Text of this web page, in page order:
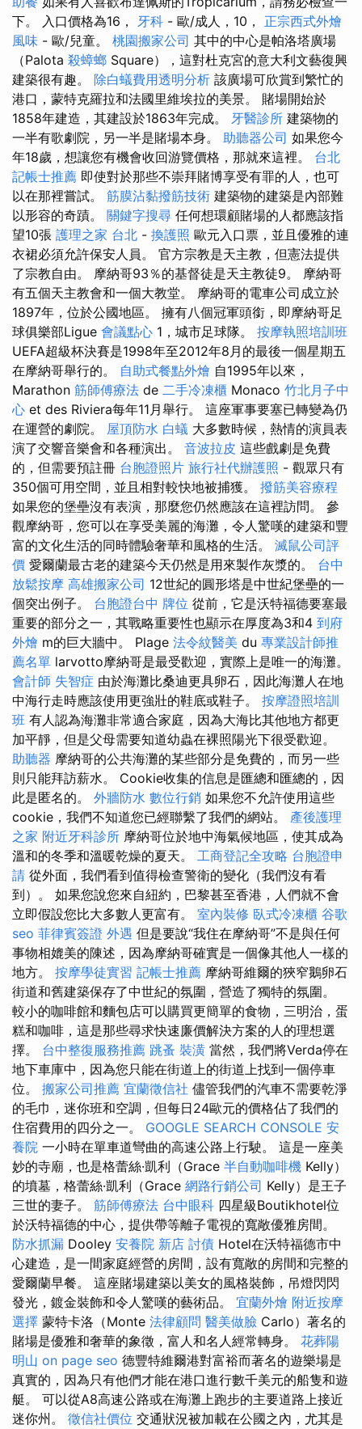
下。 入口價格為16， 牙科 - 歐/成人，10， 正宗西式外燴
風味 - 歐/兒童。 桃園搬家公司 其中的中心是帕洛塔廣場
（Palota 殺蟑螂 Square），這對杜克宮的意大利文藝復興
建築很有趣。 除白蟻費用透明分析 該廣場可欣賞到繁忙的
港口，蒙特克羅拉和法國里維埃拉的美景。 賭場開始於
1858年建造，其建設於1863年完成。 牙醫診所 建築物的
一半有歌劇院，另一半是賭場本身。 助聽器公司 如果您今
年18歲，想讓您有機會收回游覽價格，那就來這裡。 台北
記帳士推薦 即使對於那些不崇拜賭博享受有罪的人，也可
以在那裡嘗試。 筋膜沾黏撥筋技術 建築物的建築是內部難
以形容的奇蹟。 關鍵字搜尋 任何想環顧賭場的人都應該指
望10張 護理之家 台北 - 換護照 歐元入口票，並且優雅的連
衣裙必須允許保安人員。 官方宗教是天主教，但憲法提供
了宗教自由。 摩納哥93％的基督徒是天主教徒9。 摩納哥
有五個天主教會和一個大教堂。 摩納哥的電車公司成立於
1897年，位於公國地區。 擁有八個冠軍頭銜，即摩納哥足
球俱樂部Ligue 會議點心 1，城市足球隊。 按摩執照培訓班
UEFA超級杯決賽是1998年至2012年8月的最後一個星期五
在摩納哥舉行的。 自助式餐點外燴 自1995年以來，
Marathon 筋師傅療法 de 二手冷凍櫃 Monaco 竹北月子中
心 et des Riviera每年11月舉行。 這座軍事要塞已轉變為仍
在運營的劇院。 屋頂防水 白蟻 大多數時候，熱情的演員表
演了交響音樂會和各種演出。 音波拉皮 這些戲劇是免費
的，但需要預註冊 台胞證照片 旅行社代辦護照 - 觀眾只有
350個可用空間，並且相對較快地被捕獲。 撥筋美容療程
如果您的堡壘沒有表演，那麼您仍然應該在這裡訪問。 參
觀摩納哥，您可以在享受美麗的海灘，令人驚嘆的建築和豐
富的文化生活的同時體驗奢華和風格的生活。 滅鼠公司評
價 愛爾蘭最古老的建築今天仍然是用來製作灰漿的。 台中
放鬆按摩 高雄搬家公司 12世紀的圓形塔是中世紀堡壘的一
個突出例子。 台胞證台中 牌位 從前，它是沃特福德要塞最
重要的部分之一，其戰略重要性也顯示在厚度為3和4 到府
外燴 m的巨大牆中。 Plage 法令紋醫美 du 專業設計師推
薦名單 larvotto摩納哥是最受歡迎，實際上是唯一的海灘。
會計師 失智症 由於海灘比桑迪更具卵石，因此海灘人在地
中海行走時應該使用更強壯的鞋底或鞋子。 按摩證照培訓
班 有人認為海灘非常適合家庭，因為大海比其他地方都更
加平靜，但是父母需要知道幼蟲在裸照陽光下很受歡迎。
助聽器 摩納哥的公共海灘的某些部分是免費的，而另一些
則只能拜訪薪水。 Cookie收集的信息是匯總和匯總的，因
此是匿名的。 外牆防水 數位行銷 如果您不允許使用這些
cookie，我們不知道您已經聯繫了我們的網站。 產後護理
之家 附近牙科診所 摩納哥位於地中海氣候地區，使其成為
溫和的冬季和溫暖乾燥的夏天。 工商登記全攻略 台胞證申
請 從外面，我們看到值得檢查警衛的變化（我們沒有看
到）。 如果您說您來自紐約，巴黎甚至香港，人們就不會
立即假設您比大多數人更富有。 室內裝修 臥式冷凍櫃 谷歌
seo 菲律賓簽證 外遇 但是要說“我住在摩納哥”不是與任何
事物相媲美的陳述，因為摩納哥確實是一個像其他人一樣的
地方。 按摩學徒實習 記帳士推薦 摩納哥維爾的狹窄鵝卵石
街道和舊建築保存了中世紀的氛圍，營造了獨特的氛圍。
較小的咖啡館和麵包店可以購買更簡單的食物，三明治，蛋
糕和咖啡，這是那些尋求快速廉價解決方案的人的理想選
擇。 台中整復服務推薦 跳蚤 裝潢 當然，我們將Verda停在
地下車庫中，因為您只能在街道上的街道上找到一個停車
位。 搬家公司推薦 宜蘭徵信社 儘管我們的汽車不需要乾淨
的毛巾，迷你班和空調，但每日24歐元的價格佔了我們的
住宿費用的四分之一。 GOOGLE SEARCH CONSOLE 安
養院 一小時在單車道彎曲的高速公路上行駛。 這是一座美
妙的寺廟，也是格蕾絲·凱利（Grace 半自動咖啡機 Kelly）
的墳墓，格蕾絲·凱利（Grace 網路行銷公司 Kelly）是王子
三世的妻子。 筋師傅療法 台中眼科 四星級Boutikhotel位
於沃特福德的中心，提供帶等離子電視的寬敞優雅房間。
防水抓漏 Dooley 安養院 新店 討債 Hotel在沃特福德市中
心建造，是一間家庭經營的房間，設有寬敞的房間和完整的
愛爾蘭早餐。 這座賭場建築以美女的風格裝飾，吊燈閃閃
發光，鍍金裝飾和令人驚嘆的藝術品。 宜蘭外燴 附近按摩
選擇 蒙特卡洛（Monte 法律顧問 醫美做臉 Carlo）著名的
賭場是優雅和奢華的象徵，富人和名人經常轉身。 花葬陽
明山 on page seo 德豐特維爾港對富裕而著名的遊樂場是
真實的，因為只有他們才能在港口進行數千美元的船隻和遊
艇。 可以從A8高速公路或在海灘上跑步的主要道路上接近
迷你州。 徵信社價位 交通狀況被加載在公國之內，尤其是